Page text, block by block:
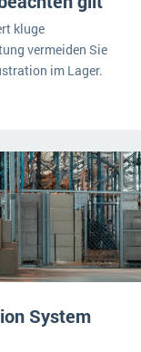
kluge
vermeiden Sie
im Lager.
System